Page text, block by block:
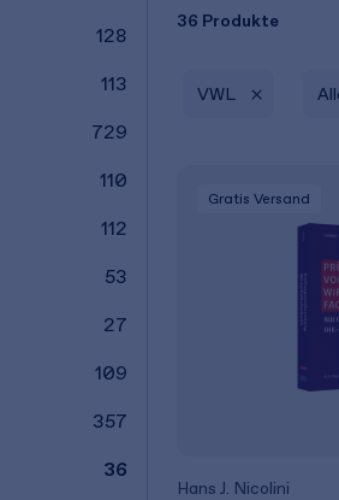
36 Produkte
128
113
729
110
112
53
27
109
357
36
VWL
Gratis Versand
Hans J. Nicolini